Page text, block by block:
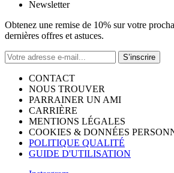
Newsletter
Obtenez une remise de 10% sur votre
dernières offres et astuces.
S’inscrire
CONTACT
NOUS TROUVER
PARRAINER UN AMI
CARRIÈRE
MENTIONS LÉGALES
COOKIES & DONNÉES
POLITIQUE QUALITÉ
GUIDE D'UTILISATION